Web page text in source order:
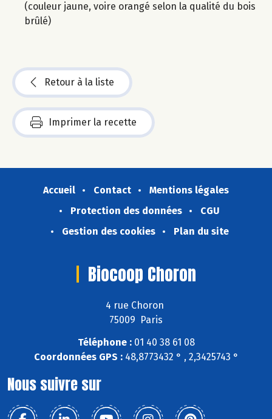
(couleur jaune, voire orangé selon la qualité du bois
brûlé)
Retour à la liste
Imprimer la recette
Accueil Contact
Mentions légales
Protection des données
CGU
Gestion des cookies
Plan du site
Biocoop Choron
4 rue Choron
75009 Paris
Téléphone :01 40 38 61 08
Coordonnées GPS :48,8773432 ° , 2,3425743 °
Nous suivre sur